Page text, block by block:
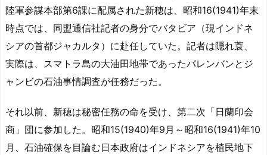
陸軍参謀本部第6課に配属された新穂は、昭和16(1941)年末
時点では、同盟通信社記者の身分でバタビア（現インドネ
シアの首都ジャカルタ）に赴任していた。記者は隠れ蓑、
実際は、スマトラ島の大油田地帯であったパレンバンとジ
ャンビの石油事情調査が任務だった。
それ以前、新穂は秘密任務の命を受け、第二次「日蘭印会
商」団に参加した。昭和15(1940)年9月～昭和16(1941)年10
月、石油確保を目論む日本政府はインドネシアを植民地下